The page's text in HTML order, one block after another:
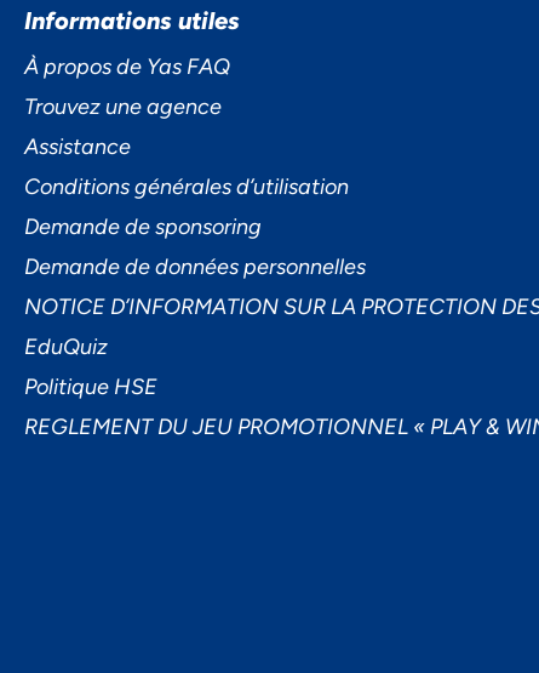
Informations utiles
À propos de Yas FAQ
Trouvez une agence
Assistance
Conditions générales d’utilisation
Demande de sponsoring
Demande de données personnelles
NOTICE D’INFORMATION SUR LA PROTECTION
EduQuiz
Politique HSE
REGLEMENT DU JEU PROMOTIONNEL « PLAY &